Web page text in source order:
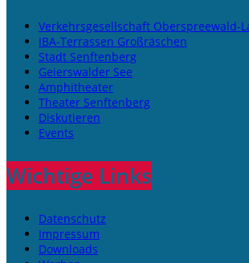
Verkehrsgesellschaft Oberspreewald-
IBA-Terrassen Großräschen
Stadt Senftenberg
Geierswalder See
Amphitheater
Theater Senftenberg
Diskutieren
Events
Wichtige Links
Datenschutz
Impressum
Downloads